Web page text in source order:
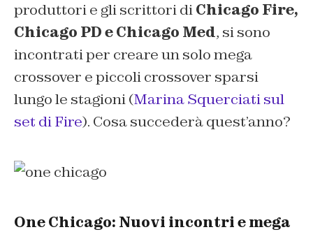
produttori e gli scrittori diChicago Fire,
Chicago PD e Chicago Med, si sono
incontrati per creare un solo mega
crossover e piccoli crossover sparsi
lungo le stagioni (Marina Squerciati sul
set di Fire). Cosa succederà quest’anno?
One Chicago: Nuovi incontri e mega